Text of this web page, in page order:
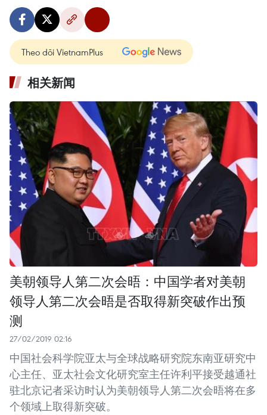
Theo dõi VietnamPlus
相关新闻
美朝领导人第二次会晤：中国学者对美朝
领导人第二次会晤是否取得新突破作出预
测
27/02/2019 02:16
中国社会科学院亚太与全球战略研究院东南亚研究中
心主任、亚太社会文化研究室主任许利平接受越通社
驻北京记者采访时认为美朝领导人第二次会晤将在多
个领域上取得新突破。